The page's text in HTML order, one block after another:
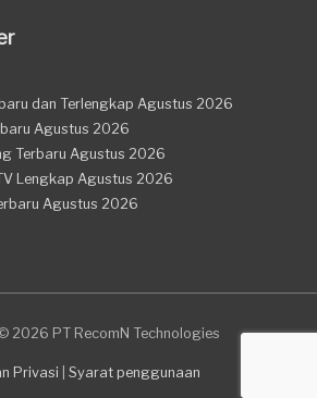
dan Terlengkap Agustus 2026
Agustus 2026
Terbaru Agustus 2026
Lengkap Agustus 2026
Agustus 2026
2026 PT RecomN Technologies
Privasi Syarat penggunaan